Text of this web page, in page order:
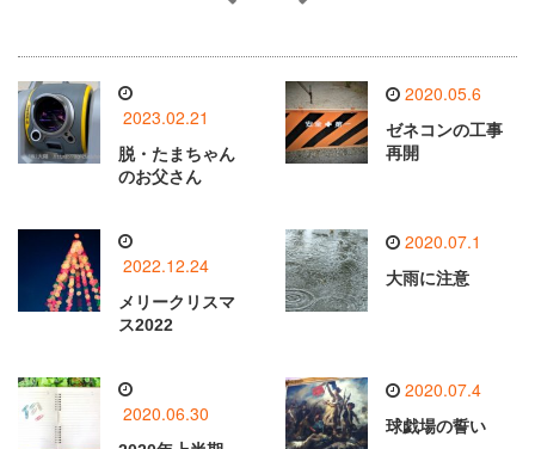
2023.02.21
脱・たまちゃん
のお父さん
2020.05.6
ゼネコンの工事
再開
2022.12.24
メリークリスマ
ス2022
2020.07.1
大雨に注意
2020.06.30
2020.07.4
球戯場の誓い